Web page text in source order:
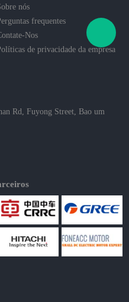
nós
frequentes
Nos
de privacidade da empresa
Rd, Fuyong Street, Bao um